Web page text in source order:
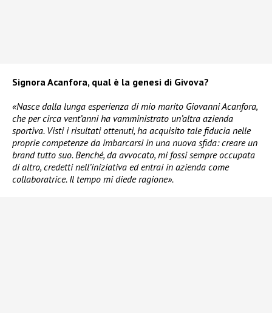
Signora Acanfora, qual è la genesi di Givova?
«Nasce dalla lunga esperienza di mio marito Giovanni Acanfora,
che per circa vent’anni ha vamministrato un’altra azienda
sportiva. Visti i risultati ottenuti, ha acquisito tale fiducia nelle
proprie competenze da imbarcarsi in una nuova sfida: creare un
brand tutto suo. Benché, da avvocato, mi fossi sempre occupata
di altro, credetti nell’iniziativa ed entrai in azienda come
collaboratrice. Il tempo mi diede ragione».